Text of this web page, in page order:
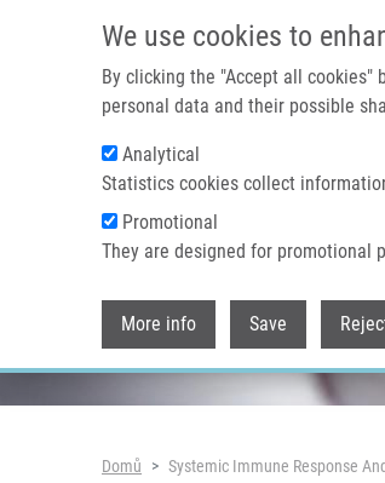
We use cookies to
By clicking the "Accept all cookies"
personal data and their possible
Analytical
Statistics cookies collect
Promotional
They are designed for promotional
More info Save
Header image
Drobečková
Domů Systemic Immune Response